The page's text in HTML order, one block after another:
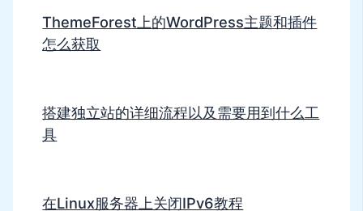
ThemeForest上的WordPress主题和插件
怎么获取
搭建独立站的详细流程以及需要用到什么工
具
在Linux服务器上关闭IPv6教程